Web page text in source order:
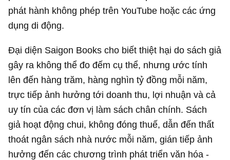
phát hành không phép trên YouTube hoặc các ứng
dụng di động.
Đại diện Saigon Books cho biết thiệt hại do sách giả
gây ra không thể đo đếm cụ thể, nhưng ước tính
lên đến hàng trăm, hàng nghìn tỷ đồng mỗi năm,
trực tiếp ảnh hưởng tới doanh thu, lợi nhuận và cả
uy tín của các đơn vị làm sách chân chính. Sách
giả hoạt động chui, không đóng thuế, dẫn đến thất
thoát ngân sách nhà nước mỗi năm, gián tiếp ảnh
hưởng đến các chương trình phát triển văn hóa -